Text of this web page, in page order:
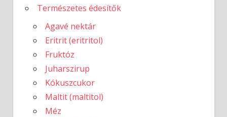
Természetes édesítők
Agavé nektár
Eritrit (eritritol)
Fruktóz
Juharszirup
Kókuszcukor
Maltit (maltitol)
Méz